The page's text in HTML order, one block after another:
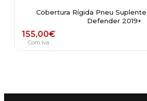
Cobertura Rígida Pneu
Defender 2019+
155,00€
Com Iva